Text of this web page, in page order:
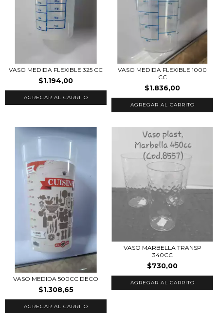
VASO MEDIDA FLEXIBLE 325 CC
$1.194,00
VASO MEDIDA FLEXIBLE 1000
CC
$1.836,00
VASO MEDIDA 500CC DECO
$1.308,65
VASO MARBELLA TRANSP
340CC
$730,00